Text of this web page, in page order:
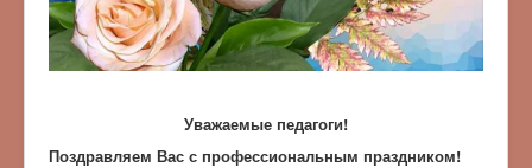
Уважаемые педагоги!
Поздравляем Вас с профессиональным праздником!